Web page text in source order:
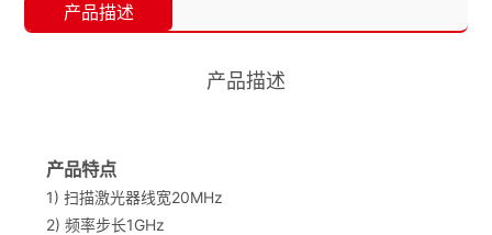
产品描述
产品描述
产品特点
1) 扫描激光器线宽20MHz
2) 频率步长1GHz